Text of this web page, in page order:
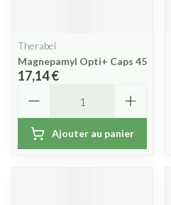
Therabel
Magnepamyl Opti+ Caps 45
17,14 €
Ajouter au panier